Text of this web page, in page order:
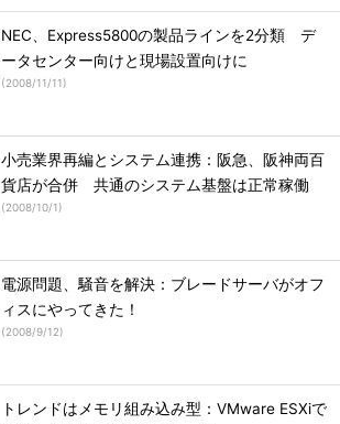
NEC、Express5800の製品ラインを2分類 デ
ータセンター向けと現場設置向けに
(2008/11/11)
小売業界再編とシステム連携：阪急、阪神両百
貨店が合併 共通のシステム基盤は正常稼働
(2008/10/1)
電源問題、騒音を解決：ブレードサーバがオフ
ィスにやってきた！
(2008/9/12)
トレンドはメモリ組み込み型：VMware ESXiで